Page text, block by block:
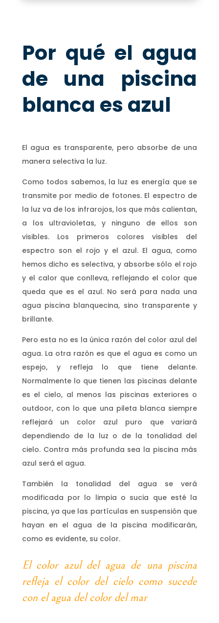
Por qué el agua
de una piscina
blanca es azul
El agua es transparente, pero absorbe de una
manera selectiva la luz.
Como todos sabemos, la luz es energía que se
transmite por medio de fotones. El espectro de
la luz va de los infrarojos, los que más calientan,
a los ultravioletas, y ninguno de ellos son
visibles. Los primeros colores visibles del
espectro son el rojo y el azul. El agua, como
hemos dicho es selectiva, y absorbe sólo el rojo
y el calor que conlleva, reflejando el color que
queda que es el azul. No será para nada una
agua piscina blanquecina, sino transparente y
brillante.
Pero esta no es la única razón del color azul del
agua. La otra razón es que el agua es como un
espejo, y refleja lo que tiene delante.
Normalmente lo que tienen las piscinas delante
es el cielo, al menos las piscinas exteriores o
outdoor, con lo que una pileta blanca siempre
reflejará un color azul puro que variará
dependiendo de la luz o de la tonalidad del
cielo. Contra más profunda sea la piscina más
azul será el agua.
También la tonalidad del agua se verá
modificada por lo limpia o sucia que esté la
piscina, ya que las partículas en suspensión que
hayan en el agua de la piscina modificarán,
como es evidente, su color.
El color azul del agua de una piscina
refleja el color del cielo como sucede
con el agua del color del mar